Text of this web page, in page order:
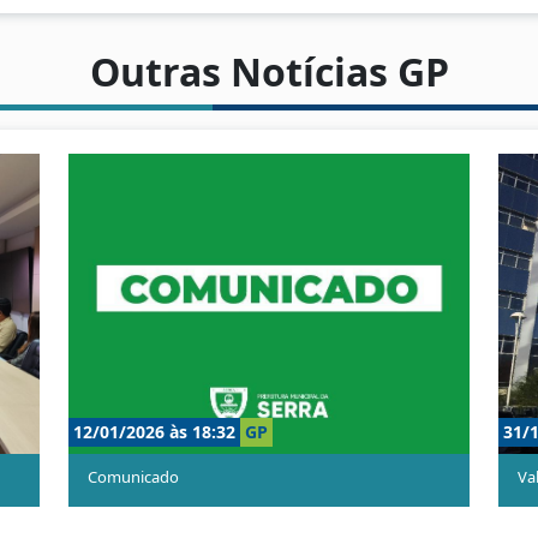
Outras Notícias GP
12/01/2026 às 18:32 GP
Comunicado
31/